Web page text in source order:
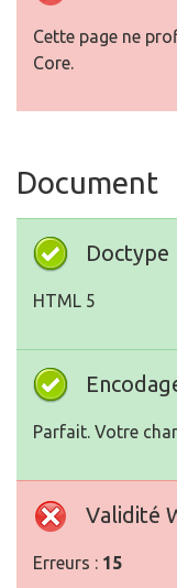
Cette page ne
Core.
Document
Doctype
HTML 5
Parfait. Votre
Validité
Erreurs : 15